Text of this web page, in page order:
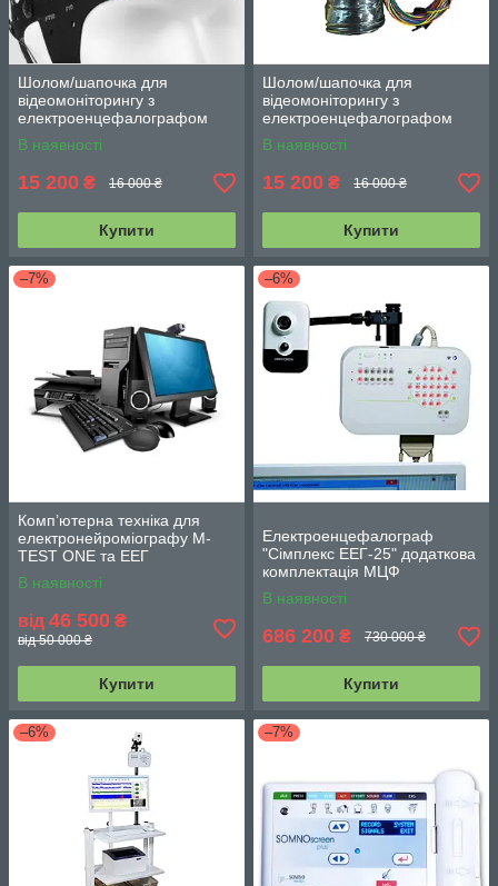
Шолом/шапочка для
відеомоніторингу з
електроенцефалографом
BRAINTEST 16/24 з
вбудованими електродами
В наявності
15 200 ₴ 16 000 ₴
Купити
Шолом/шапочка для
відеомоніторингу з
електроенцефалографом
BRAINTEST 16/24 з
вбудованими електродами
В наявності
15 200 ₴ 16 000 ₴
Купити
–7%
Комп’ютерна техніка для
електронейроміографу M-
TEST ONE та ЕЕГ
BRAINTEST
В наявності
від 46 500 ₴
від 50 000 ₴
Купити
–6%
Електроенцефалограф
"Сімплекс ЕЕГ-25" додаткова
комплектація МЦФ
В наявності
686 200 ₴ 730 000 ₴
Купити
–6% –7%